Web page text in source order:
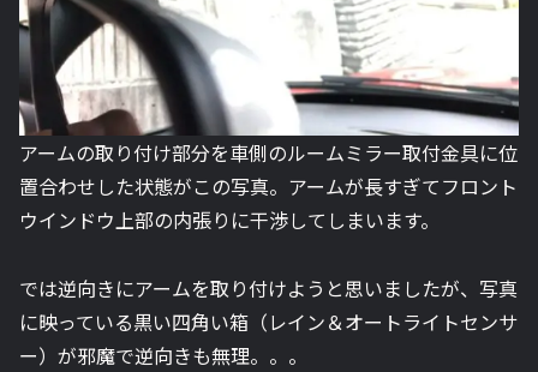
アームの取り付け部分を車側のルームミラー取付金具に位
置合わせした状態がこの写真。アームが長すぎてフロント
ウインドウ上部の内張りに干渉してしまいます。
では逆向きにアームを取り付けようと思いましたが、写真
に映っている黒い四角い箱（レイン＆オートライトセンサ
ー）が邪魔で逆向きも無理。。。